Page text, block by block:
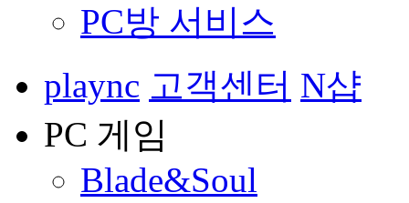
PC방 서비스
plaync 고객센터 N샵
PC 게임
Blade&Soul